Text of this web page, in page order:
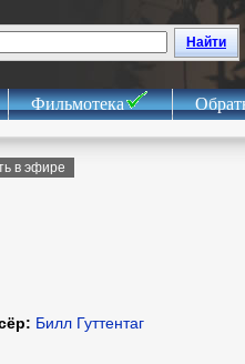
Найти
Фильмотека
в эфире
Билл Гуттентаг